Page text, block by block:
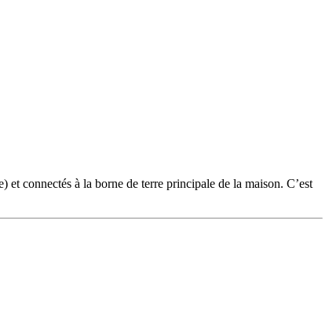
connectés à la borne de terre principale de la maison. C’est